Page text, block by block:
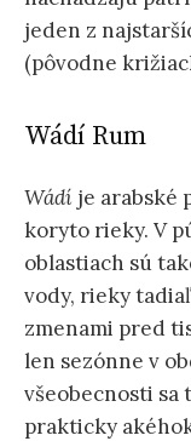
jeden z
(pôvodne
Wádí Rum
Wádí je arabské
koryto rieky. V
oblastiach sú
vody, rieky
zmenami pred
len sezónne v
všeobecnosti sa
prakticky